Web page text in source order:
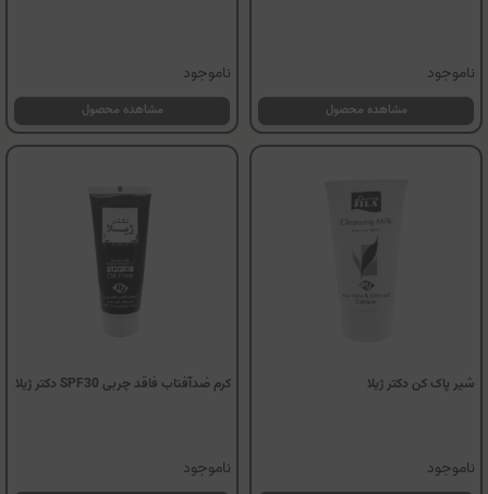
ناموجود
مشاهده محصول
ناموجود
مشاهده محصول
شیر پاک کن دکتر ژیلا
ناموجود
کرم ضدآفتاب فاقد چربی SPF30 دکتر ژیلا
ناموجود